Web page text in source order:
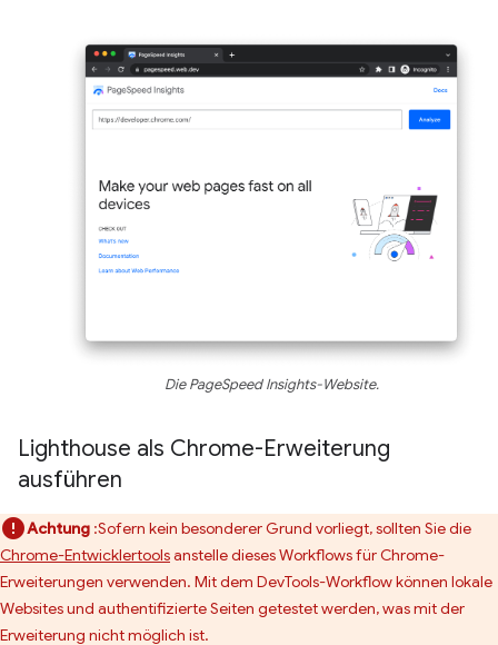
Die PageSpeed Insights-Website.
Lighthouse als Chrome-Erweiterung
ausführen
Achtung :Sofern kein besonderer Grund vorliegt, sollten Sie die
Chrome-Entwicklertoolsanstelle dieses Workflows für Chrome-
Erweiterungen verwenden. Mit dem DevTools-Workflow können lokale
Websites und authentifizierte Seiten getestet werden, was mit der
Erweiterung nicht möglich ist.